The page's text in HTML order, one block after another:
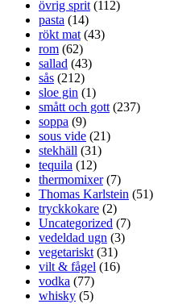
övrig sprit (112)
pasta (14)
rökt mat (43)
rom (62)
sallad (43)
sås (212)
sloe gin (1)
smått och gott (237)
soppa (9)
sous vide (21)
stekhäll (31)
tequila (12)
thermomixer(7)
Thomas Karlstein (51)
tryckkokare (2)
Uncategorized (7)
vedeldad ugn (3)
vegetariskt (31)
vilt & fågel (16)
vodka (77)
whisky (5)